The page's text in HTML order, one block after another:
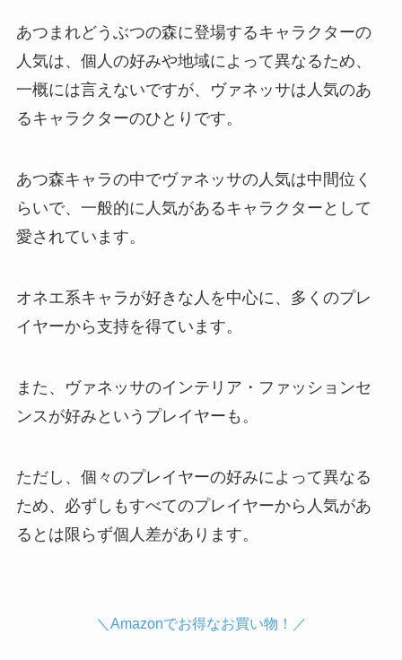
あつまれどうぶつの森に登場するキャラクターの
人気は、個人の好みや地域によって異なるため、
一概には言えないですが、ヴァネッサは人気のあ
るキャラクターのひとりです。
あつ森キャラの中でヴァネッサの人気は中間位く
らいで、一般的に人気があるキャラクターとして
愛されています。
オネエ系キャラが好きな人を中心に、多くのプレ
イヤーから支持を得ています。
また、ヴァネッサのインテリア・ファッションセ
ンスが好みというプレイヤーも。
ただし、個々のプレイヤーの好みによって異なる
ため、必ずしもすべてのプレイヤーから人気があ
るとは限らず個人差があります。
＼Amazonでお得なお買い物！／